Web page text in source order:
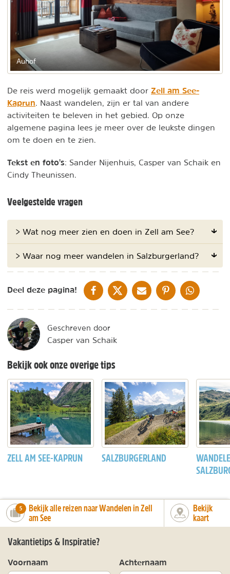
Auhof
De reis werd mogelijk gemaakt door Zell am See-
Kaprun . Naast wandelen, zijn er tal van andere
activiteiten te beleven in het gebied. Op onze
algemene pagina lees je meer over de leukste dingen
om te doen en te zien.
Tekst en foto's: Sander Nijenhuis, Casper van Schaik en
Cindy Theunissen.
Veelgestelde vragen
> Wat nog meer zien en doen in Zell am See?
> Waar nog meer wandelen in Salzburgerland?
Deel deze pagina! DELEN OP FACEBOOK
DELEN OP XDELEN VIA DE MAIL
DELEN OP PINTEREST
DELEN OP
Geschreven door
Casper van Schaik
Bekijk ook onze overige tips
ZELL AM SEE-KAPRUN SALZBURGERLAND
number_of_trips:
5
Bekijk alle reizen naar Wandelen in Zell
am See
Bekijk
kaart
Vakantietips & Inspiratie?
Voornaam Achternaam